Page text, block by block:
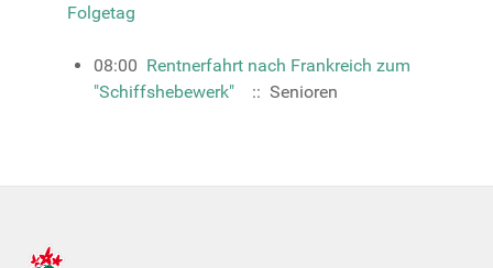
Folgetag
08:00 Rentnerfahrt nach Frankreich zum
"Schiffshebewerk"
:: Senioren